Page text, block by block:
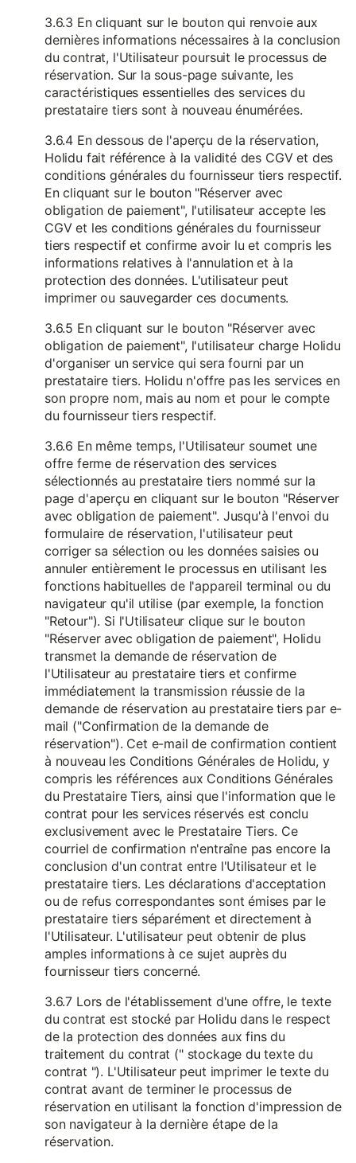
3.6.3 En cliquant sur le bouton qui renvoie aux
dernières informations nécessaires à la conclusion
du contrat, l'Utilisateur poursuit le processus de
réservation. Sur la sous-page suivante, les
caractéristiques essentielles des services du
prestataire tiers sont à nouveau énumérées.
3.6.4 En dessous de l'aperçu de la réservation,
Holidu fait référence à la validité des CGV et des
conditions générales du fournisseur tiers respectif.
En cliquant sur le bouton "Réserver avec
obligation de paiement", l'utilisateur accepte les
CGV et les conditions générales du fournisseur
tiers respectif et confirme avoir lu et compris les
informations relatives à l'annulation et à la
protection des données. L'utilisateur peut
imprimer ou sauvegarder ces documents.
3.6.5 En cliquant sur le bouton "Réserver avec
obligation de paiement", l'utilisateur charge Holidu
d'organiser un service qui sera fourni par un
prestataire tiers. Holidu n'offre pas les services en
son propre nom, mais au nom et pour le compte
du fournisseur tiers respectif.
3.6.6 En même temps, l'Utilisateur soumet une
offre ferme de réservation des services
sélectionnés au prestataire tiers nommé sur la
page d'aperçu en cliquant sur le bouton "Réserver
avec obligation de paiement". Jusqu'à l'envoi du
formulaire de réservation, l'utilisateur peut
corriger sa sélection ou les données saisies ou
annuler entièrement le processus en utilisant les
fonctions habituelles de l'appareil terminal ou du
navigateur qu'il utilise (par exemple, la fonction
"Retour"). Si l'Utilisateur clique sur le bouton
"Réserver avec obligation de paiement", Holidu
transmet la demande de réservation de
l'Utilisateur au prestataire tiers et confirme
immédiatement la transmission réussie de la
demande de réservation au prestataire tiers par e-
mail ("Confirmation de la demande de
réservation"). Cet e-mail de confirmation contient
à nouveau les Conditions Générales de Holidu, y
compris les références aux Conditions Générales
du Prestataire Tiers, ainsi que l'information que le
contrat pour les services réservés est conclu
exclusivement avec le Prestataire Tiers. Ce
courriel de confirmation n'entraîne pas encore la
conclusion d'un contrat entre l'Utilisateur et le
prestataire tiers. Les déclarations d'acceptation
ou de refus correspondantes sont émises par le
prestataire tiers séparément et directement à
l'Utilisateur. L'utilisateur peut obtenir de plus
amples informations à ce sujet auprès du
fournisseur tiers concerné.
3.6.7 Lors de l'établissement d'une offre, le texte
du contrat est stocké par Holidu dans le respect
de la protection des données aux fins du
traitement du contrat (" stockage du texte du
contrat "). L'Utilisateur peut imprimer le texte du
contrat avant de terminer le processus de
réservation en utilisant la fonction d'impression de
son navigateur à la dernière étape de la
réservation.